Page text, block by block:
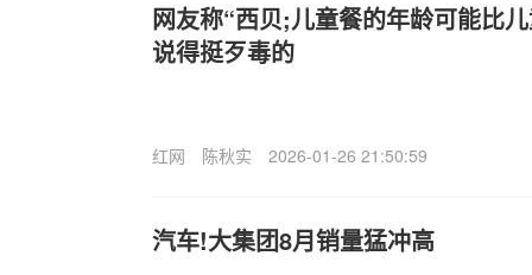
网友称“西贝;儿童餐的年龄可能比
说得挺歹毒的
红网 陈秋实 2026-01-26 21:50:59
汽车!大集团8月销量猛冲高